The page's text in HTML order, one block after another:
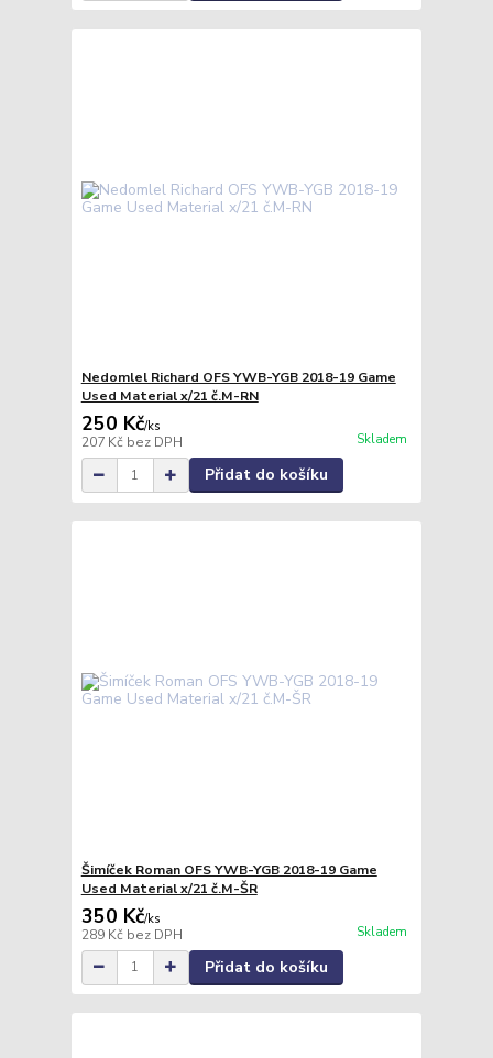
Nedomlel Richard OFS YWB-YGB 2018-19 Game
Used Material x/21 č.M-RN
250 Kč/ks
207 Kč bez DPH Skladem
Přidat do košíku
Šimíček Roman OFS YWB-YGB 2018-19 Game
Used Material x/21 č.M-ŠR
350 Kč/ks
289 Kč bez DPH Skladem
Přidat do košíku